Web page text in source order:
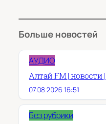
Больше новостей
АУДИО
Алтай FM | новости
07.08.2026 16:51
Без рубрики